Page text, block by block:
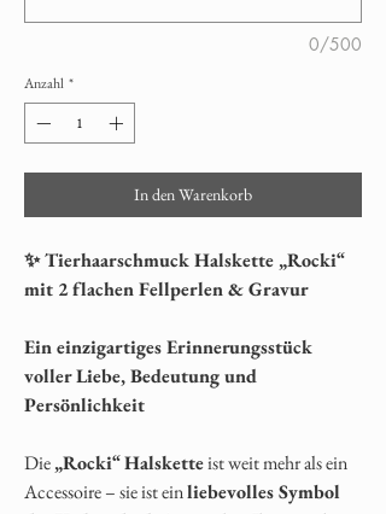
0/500
Anzahl *
In den Warenkorb
✨ Tierhaarschmuck Halskette „Rocki“
mit 2 flachen Fellperlen & Gravur
Ein einzigartiges Erinnerungsstück
voller Liebe, Bedeutung und
Persönlichkeit
Die„Rocki“ Halsketteist weit mehr als ein
Accessoire – sie ist einliebevolles Symbol